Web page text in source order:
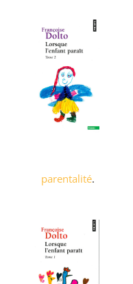
parentalité.